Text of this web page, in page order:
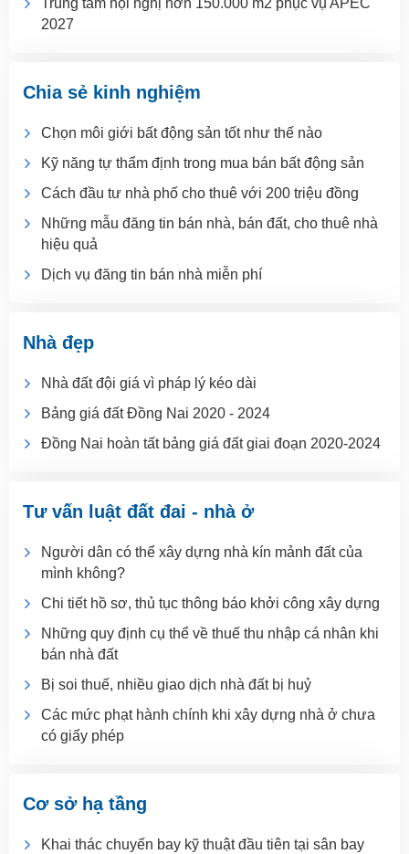
Trung tâm hội nghị hơn 150.000 m2 phục vụ APEC
2027
Chia sẻ kinh nghiệm
Chọn môi giới bất động sản tốt như thế nào
Kỹ năng tự thẩm định trong mua bán bất động sản
Cách đầu tư nhà phố cho thuê với 200 triệu đồng
Những mẫu đăng tin bán nhà, bán đất, cho thuê nhà
hiệu quả
Dịch vụ đăng tin bán nhà miễn phí
Nhà đẹp
Nhà đất đội giá vì pháp lý kéo dài
Bảng giá đất Đồng Nai 2020 - 2024
Đồng Nai hoàn tất bảng giá đất giai đoạn 2020-2024
Tư vấn luật đất đai - nhà ở
Người dân có thể xây dựng nhà kín mảnh đất của
mình không?
Chi tiết hồ sơ, thủ tục thông báo khởi công xây dựng
Những quy định cụ thể về thuế thu nhập cá nhân khi
bán nhà đất
Bị soi thuế, nhiều giao dịch nhà đất bị huỷ
Các mức phạt hành chính khi xây dựng nhà ở chưa
có giấy phép
Cơ sở hạ tầng
Khai thác chuyến bay kỹ thuật đầu tiên tại sân bay